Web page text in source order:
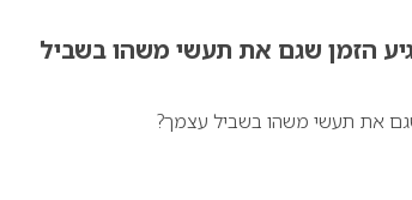
הזמן שגם את תעשי משהו בשביל
את תעשי משהו בשביל עצמך?